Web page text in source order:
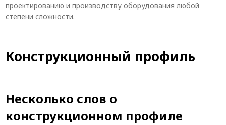
Алюминиевые промышленные ограждения
Крейты и кассеты Subrack systems
проектированию и производству оборудования любой
степени сложности.
Конструкционный профиль
Несколько слов о
конструкционном профиле